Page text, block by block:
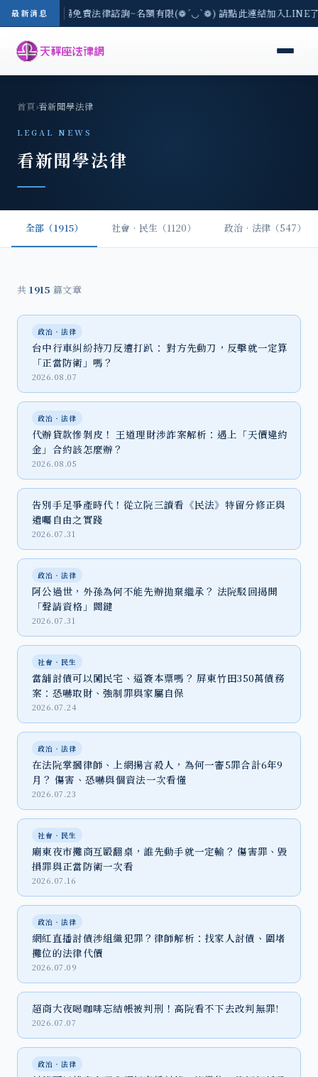
最新消息
區-8/3(一) 現場免費法律諮詢~名額有限(❁´◡`❁) 請點此連結加入
首頁›看新聞學法律
LEGAL NEWS
看新聞學法律
全部（1915） 社會‧民生（1120） 政治‧法律（547）
共 1915 篇文章
政治‧法律
台中行車糾紛持刀反遭打趴： 對方先動刀，反擊就一定算
「正當防衛」嗎？
2026.08.07
政治‧法律
代辦貸款慘剝皮！ 王道理財涉詐案解析：遇上「天價違約
金」合約該怎麼辦？
2026.08.05
告別手足爭產時代！從立院三讀看《民法》特留分修正與
遺囑自由之實踐
2026.07.31
政治‧法律
阿公過世，外孫為何不能先辦拋棄繼承？ 法院駁回揭開
「聲請資格」關鍵
2026.07.31
社會‧民生
當舖討債可以闖民宅、逼簽本票嗎？ 屏東竹田350萬債務
案：恐嚇取財、強制罪與家屬自保
2026.07.24
政治‧法律
在法院掌摑律師、上網揚言殺人，為何一審5罪合計6年9
月？ 傷害、恐嚇與個資法一次看懂
2026.07.23
社會‧民生
廟東夜市攤商互毆翻桌，誰先動手就一定輸？ 傷害罪、毀
損罪與正當防衛一次看
2026.07.16
政治‧法律
網紅直播討債涉組織犯罪？律師解析：找家人討債、圍堵
攤位的法律代價
2026.07.09
超商大夜喝咖啡忘結帳被判刑！高院看不下去改判無罪!
2026.07.07
政治‧法律